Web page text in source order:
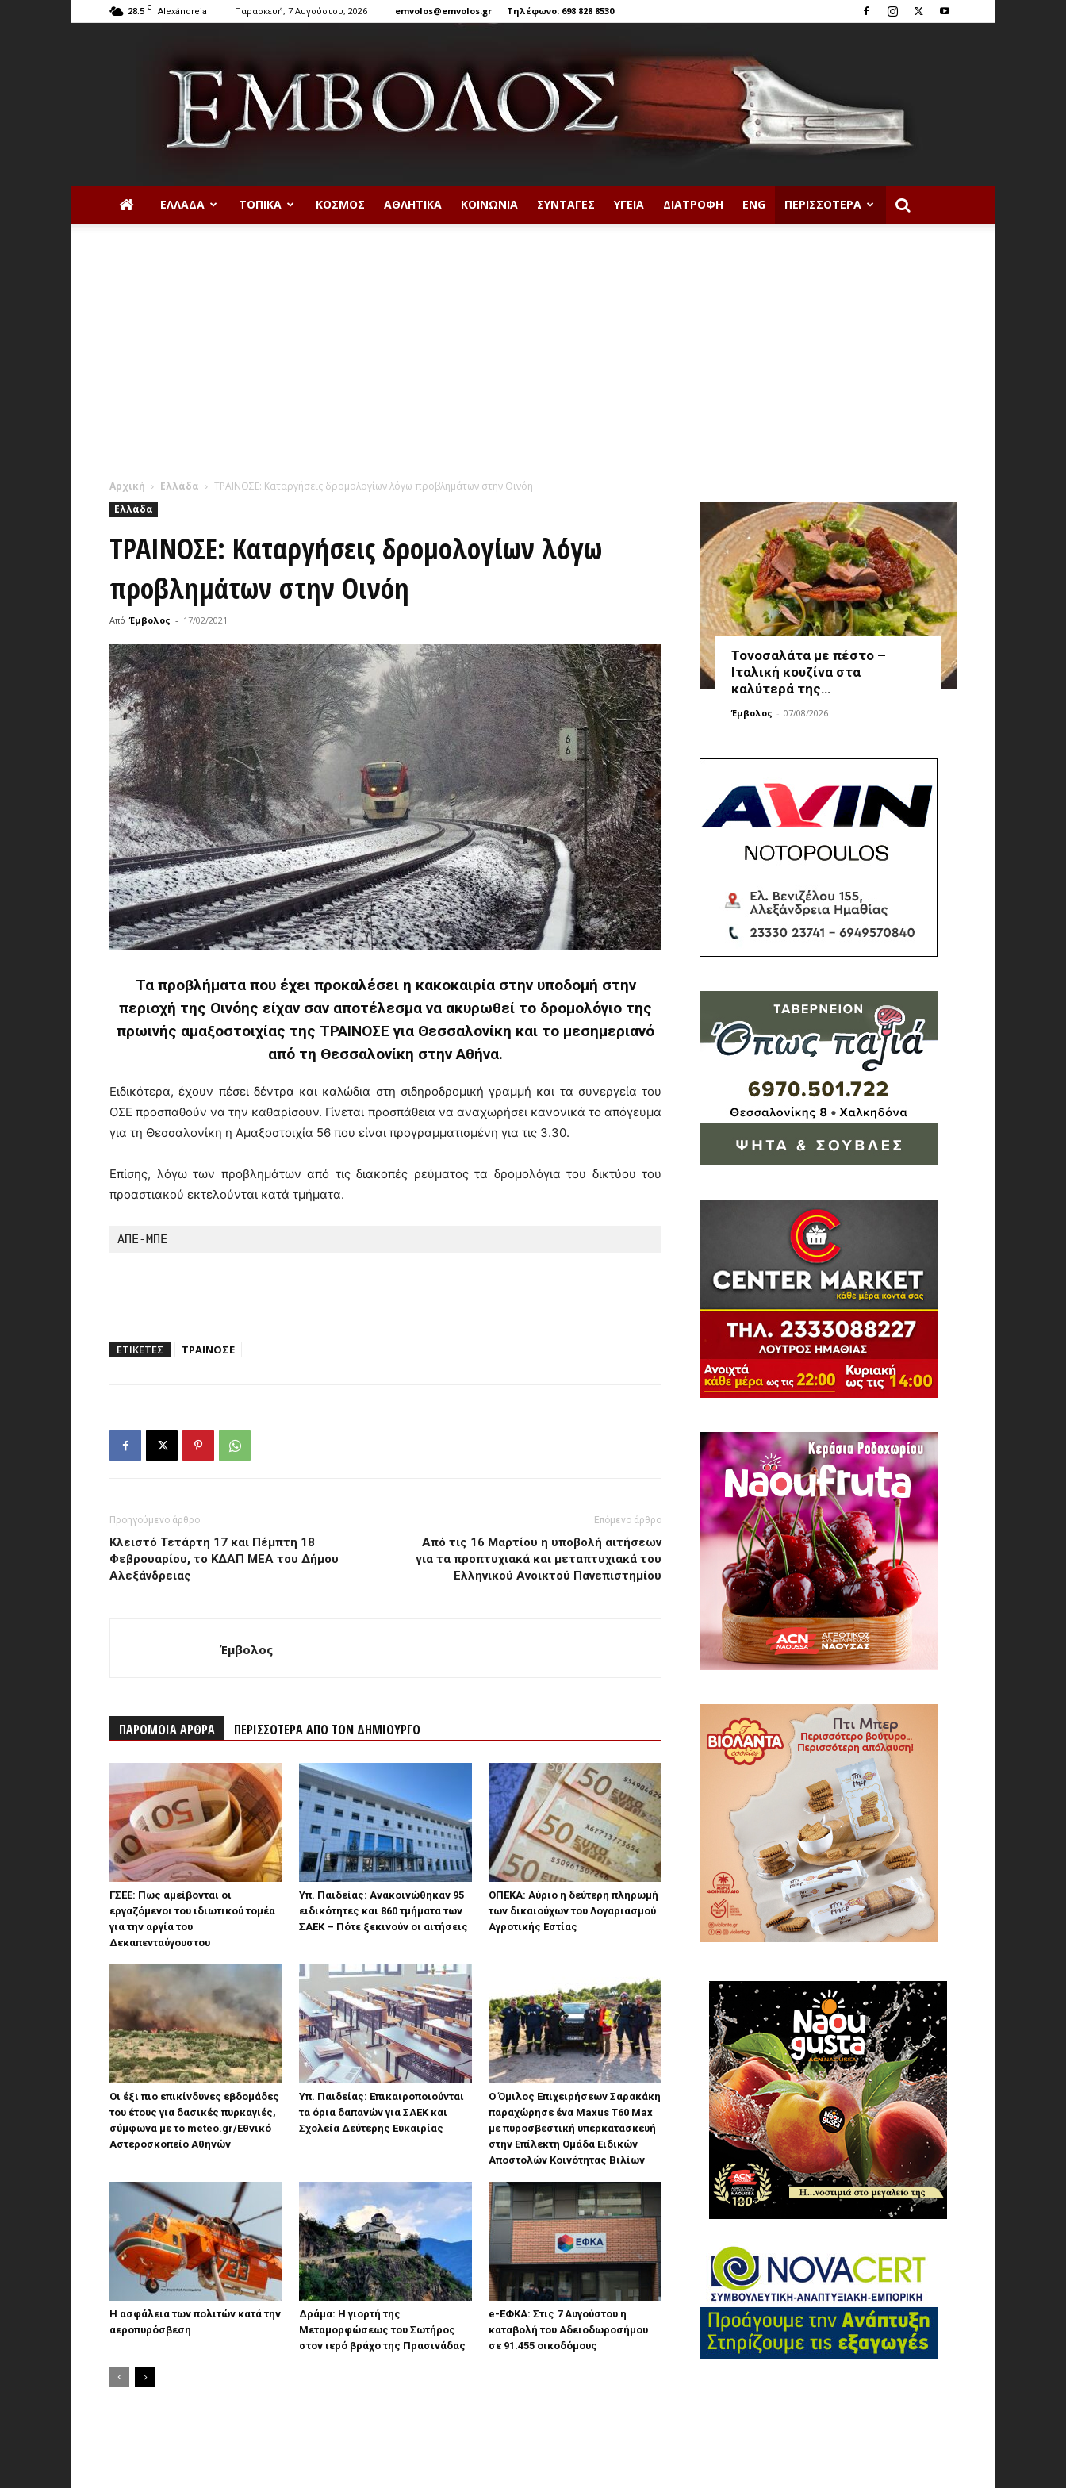
28.5 C Alexándreia Παρασκευή, 7 Αυγούστου, 2026 emvolos@emvolos.gr Τηλέφωνο: 698 828 8530
ΕΛΛΆΔΑ ΤΟΠΙΚΆ ΚΌΣΜΟΣ ΑΘΛΗΤΙΚΆ ΚΟΙΝΩΝΊΑ ΣΥΝΤΑΓΈΣ ΥΓΕΊΑ ΔΙΑΤΡΟΦΉ ENG ΠΕΡΙΣΣΌΤΕΡΑ
Αρχική Ελλάδα
ΤΡΑΙΝΟΣΕ: Καταργήσεις δρομολογίων λόγω προβλημάτων στην Οινόη
Ελλάδα
ΤΡΑΙΝΟΣΕ: Καταργήσεις δρομολογίων λόγω
προβλημάτων στην Οινόη
Από Έμβολος - 17/02/2021
Τα προβλήματα που έχει προκαλέσει η κακοκαιρία στην υποδομή στην
περιοχή της Οινόης είχαν σαν αποτέλεσμα να ακυρωθεί το δρομολόγιο της
πρωινής αμαξοστοιχίας της ΤΡΑΙΝΟΣΕ για Θεσσαλονίκη και το μεσημεριανό
από τη Θεσσαλονίκη στην Αθήνα.
Ειδικότερα, έχουν πέσει δέντρα και καλώδια στη σιδηροδρομική γραμμή και τα συνεργεία του
ΟΣΕ προσπαθούν να την καθαρίσουν. Γίνεται προσπάθεια να αναχωρήσει κανονικά το απόγευμα
για τη Θεσσαλονίκη η Αμαξοστοιχία 56 που είναι προγραμματισμένη για τις 3.30.
Επίσης, λόγω των προβλημάτων από τις διακοπές ρεύματος τα δρομολόγια του δικτύου του
προαστιακού εκτελούνται κατά τμήματα.
ΑΠΕ-ΜΠΕ
ΕΤΙΚΕΤΕΣ ΤΡΑΙΝΟΣΕ
Προηγούμενο άρθρο
Κλειστό Τετάρτη 17 και Πέμπτη 18
Φεβρουαρίου, το ΚΔΑΠ ΜΕΑ του Δήμου
Αλεξάνδρειας
Επόμενο άρθρο
Από τις 16 Μαρτίου η υποβολή αιτήσεων
για τα προπτυχιακά και μεταπτυχιακά του
Ελληνικού Ανοικτού Πανεπιστημίου
Έμβολος
ΠΑΡΟΜΟΙΑ ΑΡΘΡΑ ΠΕΡΙΣΣΟΤΕΡΑ ΑΠΟ ΤΟΝ ΔΗΜΙΟΥΡΓΟ
ΓΣΕΕ: Πως αμείβονται οι
εργαζόμενοι του ιδιωτικού τομέα
για την αργία του
Δεκαπενταύγουστου
Υπ. Παιδείας: Ανακοινώθηκαν 95
ειδικότητες και 860 τμήματα των
ΣΑΕΚ – Πότε ξεκινούν οι αιτήσεις
ΟΠΕΚΑ: Αύριο η δεύτερη πληρωμή
των δικαιούχων του Λογαριασμού
Αγροτικής Εστίας
Οι έξι πιο επικίνδυνες εβδομάδες
του έτους για δασικές πυρκαγιές,
σύμφωνα με το meteo.gr/Εθνικό
Αστεροσκοπείο Αθηνών
Υπ. Παιδείας: Επικαιροποιούνται
τα όρια δαπανών για ΣΑΕΚ και
Σχολεία Δεύτερης Ευκαιρίας
Ο Όμιλος Επιχειρήσεων Σαρακάκη
παραχώρησε ένα Maxus T60 Max
με πυροσβεστική υπερκατασκευή
στην Επίλεκτη Ομάδα Ειδικών
Αποστολών Κοινότητας Βιλίων
Η ασφάλεια των πολιτών κατά την
αεροπυρόσβεση
Δράμα: Η γιορτή της
Μεταμορφώσεως του Σωτήρος
στον ιερό βράχο της Πρασινάδας
e-ΕΦΚΑ: Στις 7 Αυγούστου η
καταβολή του Αδειοδωροσήμου
σε 91.455 οικοδόμους
Τονοσαλάτα με πέστο –
Ιταλική κουζίνα στα
καλύτερά της…
Έμβολος - 07/08/2026